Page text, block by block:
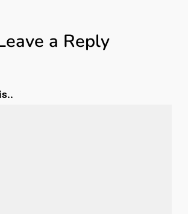
a Reply